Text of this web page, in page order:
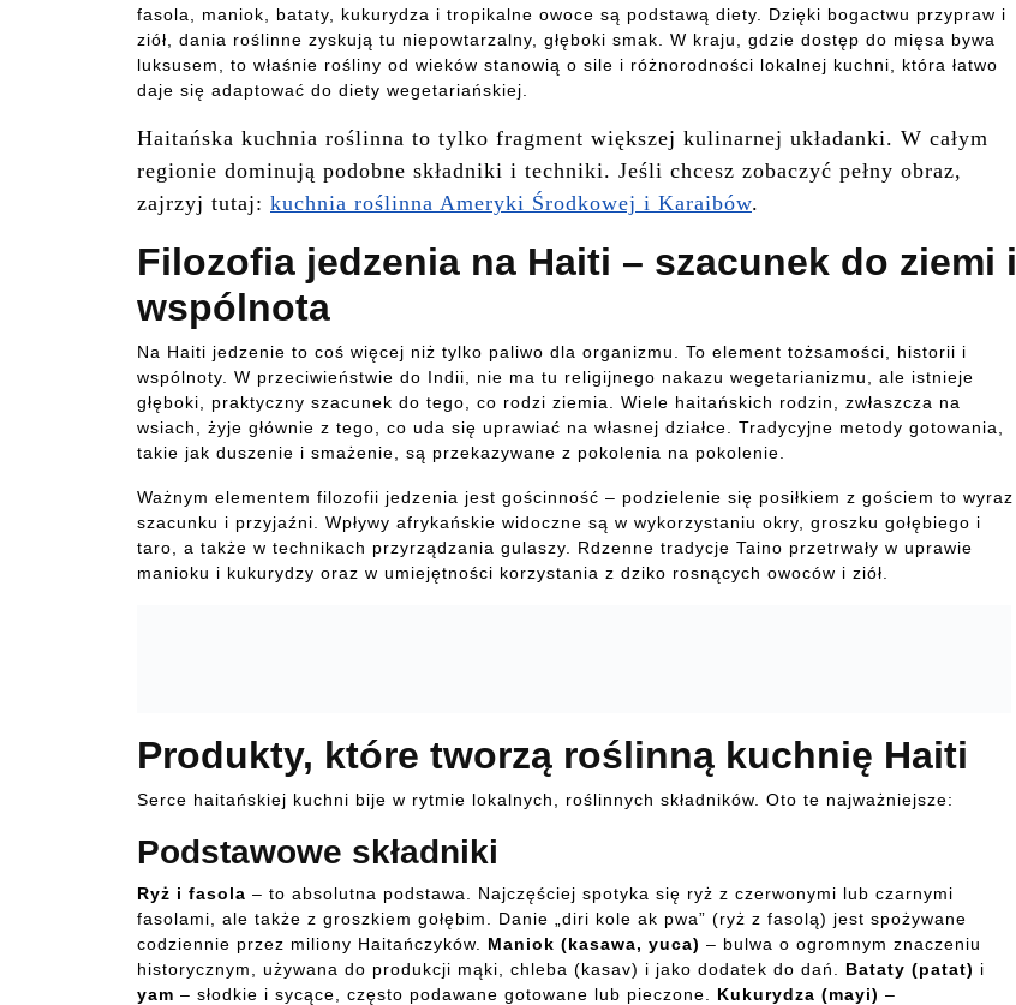
fasola, maniok, bataty, kukurydza i tropikalne owoce są podstawą diety. Dzięki bogactwu przypraw i
ziół, dania roślinne zyskują tu niepowtarzalny, głęboki smak. W kraju, gdzie dostęp do mięsa bywa
luksusem, to właśnie rośliny od wieków stanowią o sile i różnorodności lokalnej kuchni, która łatwo
daje się adaptować do diety wegetariańskiej.
Haitańska kuchnia roślinna to tylko fragment większej kulinarnej układanki. W całym
regionie dominują podobne składniki i techniki. Jeśli chcesz zobaczyć pełny obraz,
zajrzyj tutaj: kuchnia roślinna Ameryki Środkowej i Karaibów.
Filozofia jedzenia na Haiti – szacunek do ziemi i
wspólnota
Na Haiti jedzenie to coś więcej niż tylko paliwo dla organizmu. To element tożsamości, historii i
wspólnoty. W przeciwieństwie do Indii, nie ma tu religijnego nakazu wegetarianizmu, ale istnieje
głęboki, praktyczny szacunek do tego, co rodzi ziemia. Wiele haitańskich rodzin, zwłaszcza na
wsiach, żyje głównie z tego, co uda się uprawiać na własnej działce. Tradycyjne metody gotowania,
takie jak duszenie i smażenie, są przekazywane z pokolenia na pokolenie.
Ważnym elementem filozofii jedzenia jest gościnność – podzielenie się posiłkiem z gościem to wyraz
szacunku i przyjaźni. Wpływy afrykańskie widoczne są w wykorzystaniu okry, groszku gołębiego i
taro, a także w technikach przyrządzania gulaszy. Rdzenne tradycje Taino przetrwały w uprawie
manioku i kukurydzy oraz w umiejętności korzystania z dziko rosnących owoców i ziół.
Produkty, które tworzą roślinną kuchnię Haiti
Serce haitańskiej kuchni bije w rytmie lokalnych, roślinnych składników. Oto te najważniejsze:
Podstawowe składniki
Ryż i fasola – to absolutna podstawa. Najczęściej spotyka się ryż z czerwonymi lub czarnymi
fasolami, ale także z groszkiem gołębim. Danie „diri kole ak pwa” (ryż z fasolą) jest spożywane
codziennie przez miliony Haitańczyków. Maniok (kasawa, yuca) – bulwa o ogromnym znaczeniu
historycznym, używana do produkcji mąki, chleba (kasav) i jako dodatek do dań. Bataty (patat) i
yam – słodkie i sycące, często podawane gotowane lub pieczone. Kukurydza (mayi) –